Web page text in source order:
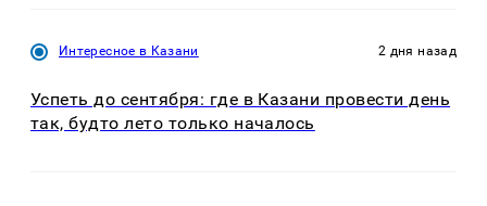
Интересное в Казани 2 дня назад
Успеть до сентября: где в Казани провести день
так, будто лето только началось